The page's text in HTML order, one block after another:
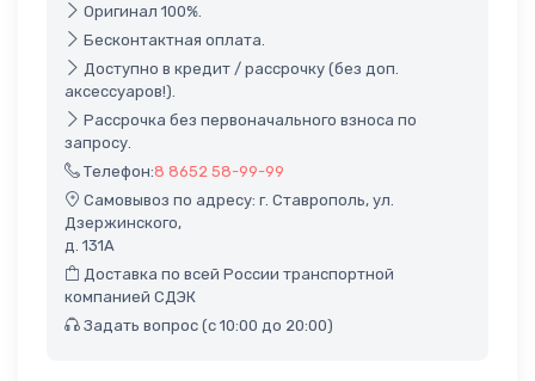
Оригинал 100%.
Бесконтактная оплата.
Доступно в кредит / рассрочку (без доп.
аксессуаров!).
Рассрочка без первоначального взноса по
запросу.
Телефон:8 8652 58-99-99
Самовывоз по адресу: г. Ставрополь, ул.
Дзержинского,
д. 131А
Доставка по всей России транспортной
компанией СДЭК
Задать вопрос (с 10:00 до 20:00)